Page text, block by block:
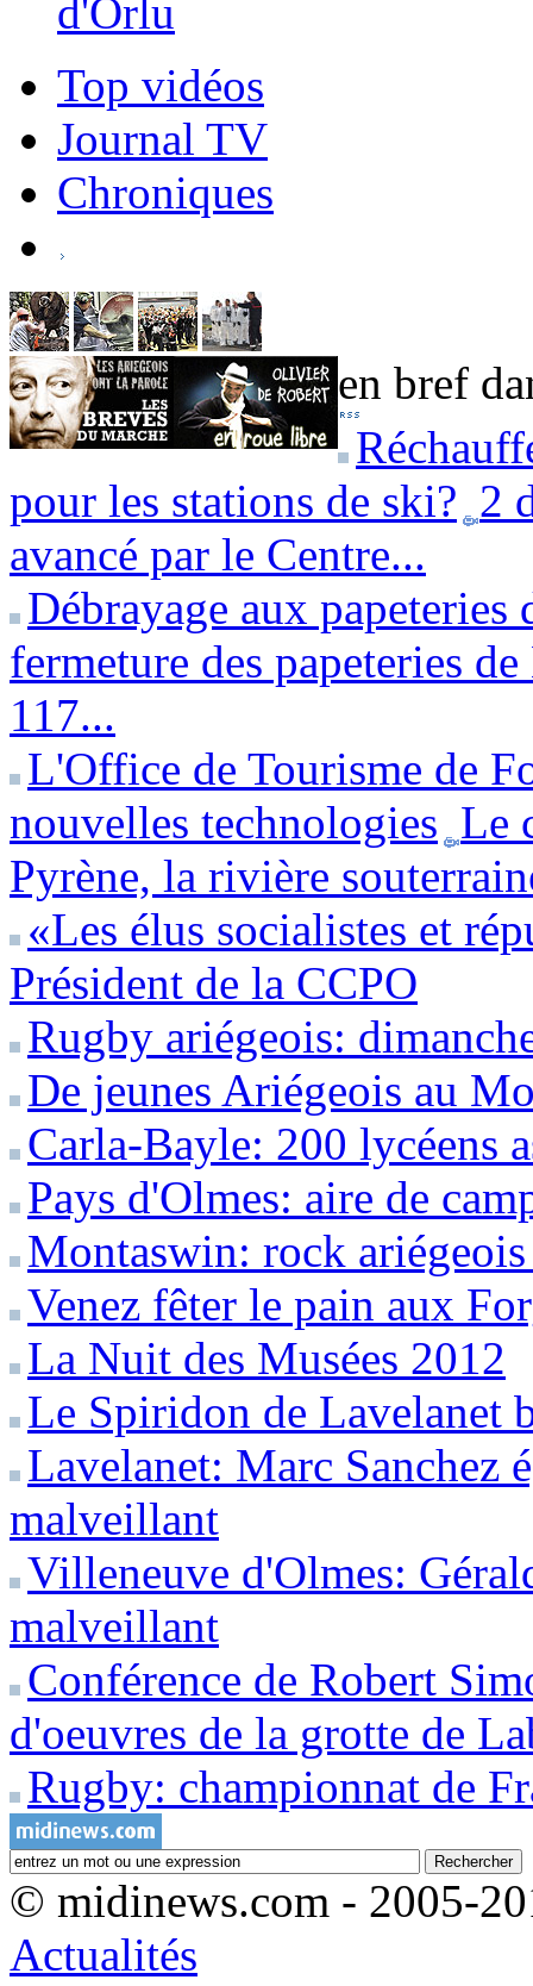
d'Orlu
Top vidéos
Journal TV
Chroniques
en bref
pour les stations de ski? 2
avancé par le Centre...
Débrayage aux papeteries
fermeture des papeteries
117...
L'Office de Tourisme de
nouvelles technologies Le
Pyrène, la rivière
«Les élus socialistes et
Président de la CCPO
Rugby ariégeois:
De jeunes Ariégeois au
Carla-Bayle: 200 lycéens
Pays d'Olmes: aire de
Montaswin: rock ariégeois
Venez fêter le pain aux
La Nuit des Musées 2012
Le Spiridon de Lavelanet
Lavelanet: Marc Sanchez
malveillant
Villeneuve d'Olmes:
malveillant
Conférence de Robert
d'oeuvres de la grotte de
Rugby: championnat de
© midinews.com - 2005-
Actualités